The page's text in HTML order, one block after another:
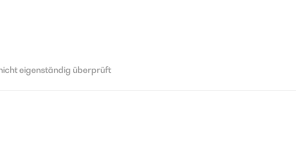
eigenständig überprüft